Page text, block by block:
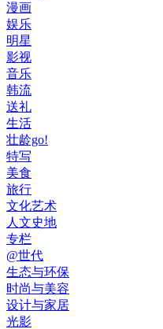
漫画
娱乐
明星
影视
音乐
韩流
送礼
生活
壮龄go!
特写
美食
旅行
文化艺术
人文史地
专栏
@世代
生态与环保
时尚与美容
设计与家居
光影